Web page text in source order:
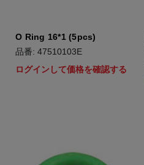
O Ring 16*1 (5pcs)
品番: 47510103E
ログインして価格を確認する